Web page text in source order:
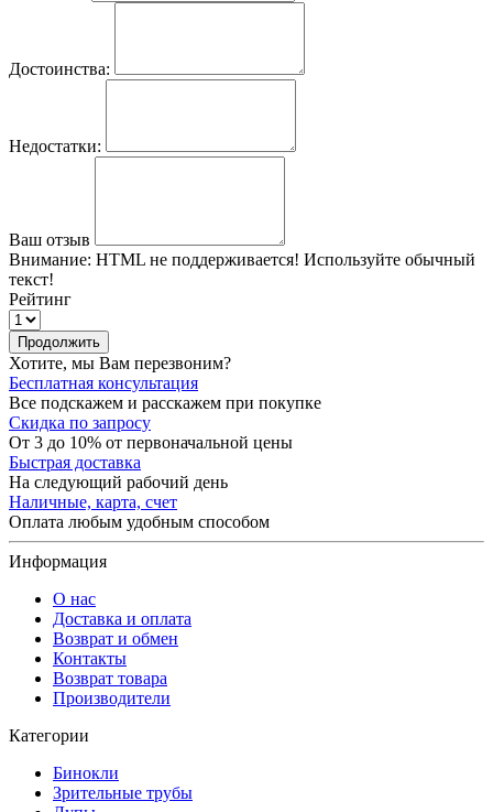
Достоинства:
Недостатки:
Ваш отзыв
Внимание: HTML не поддерживается! Используйте обычный
текст!
Рейтинг
Продолжить
Хотите, мы Вам перезвоним?
Бесплатная консультация
Все подскажем и расскажем при покупке
Скидка по запросу
От 3 до 10% от первоначальной цены
Быстрая доставка
На следующий рабочий день
Наличные, карта, счет
Оплата любым удобным способом
Информация
О нас
Доставка и оплата
Возврат и обмен
Контакты
Возврат товара
Производители
Категории
Бинокли
Зрительные трубы